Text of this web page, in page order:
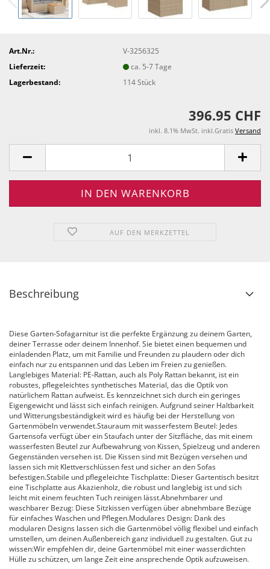
Art.Nr.:
V-3256325
Lieferzeit:
ca. 5-7 Tage
Lagerbestand:
114Stück
396.95 CHF
inkl. 8.1% MwSt. inkl.Gratis Versand
AUF DEN MERKZETTEL
Beschreibung
Diese Garten-Sofagarnitur ist die perfekte Ergänzung zu deinem Garten,
deiner Terrasse oder deinem Innenhof. Sie bietet einen bequemen und
einladenden Platz, um mit Familie und Freunden zu plaudern oder dich
einfach nur zu entspannen und das Leben im Freien zu genießen.
Langlebiges Material: PE-Rattan, auch als Poly Rattan bekannt, ist ein
robustes, pflegeleichtes synthetisches Material, das die Optik von
natürlichem Rattan aufweist. Es kennzeichnet sich durch ein geringes
Eigengewicht und lässt sich einfach reinigen. Aufgrund seiner Haltbarkeit
und Witterungsbeständigkeit wird es häufig bei der Herstellung von
Gartenmöbeln verwendet.Stauraum mit wasserfestem Beutel: Jedes
Gartensofa verfügt über ein Staufach unter der Sitzfläche, das mit einem
wasserfesten Beutel zur Aufbewahrung von Kissen, Spielzeug und anderen
Gegenständen versehen ist. Die Kissen sind mit Bezügen versehen und
lassen sich mit Klettverschlüssen fest und sicher an den Sofas
befestigen.Stabile und pflegeleichte Tischplatte: Dieser Gartentisch besitzt
eine Tischplatte aus Akazienholz, die robust und langlebig ist und sich
leicht mit einem feuchten Tuch reinigen lässt.Abnehmbarer und
waschbarer Bezug: Diese Sitzkissen verfügen über abnehmbare Bezüge
für einfaches Waschen und Pflegen.Modulares Design: Dank des
modularen Designs lassen sich die Gartenmöbel völlig flexibel und einfach
umstellen, um deinen Außenbereich ganz individuell zu gestalten. Gut zu
wissen:Wir empfehlen dir, deine Gartenmöbel mit einer wasserdichten
Hülle zu schützen, um lange Zeit eine ansprechende Optik aufzuweisen.